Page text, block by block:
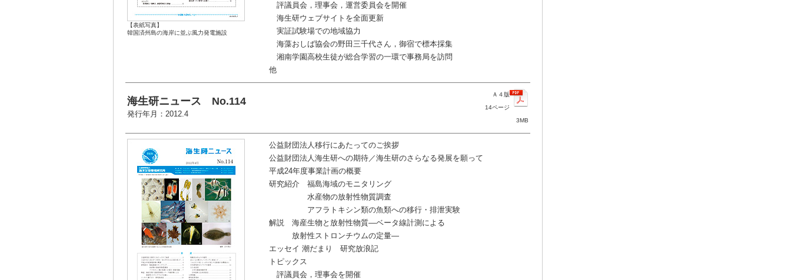
【表紙写真】
韓国済州島の海岸に並ぶ風力発電施設
評議員会，理事会，運営委員会を開催
海生研ウェブサイトを全面更新
実証試験場での地域協力
海藻おしば協会の野田三千代さん，御宿で標本採集
湘南学園高校生徒が総合学習の一環で事務局を訪問
他
海生研ニュース No.114
発行年月：2012.4
Ａ４版
14ページ
3MB
公益財団法人移行にあたってのご挨拶
公益財団法人海生研への期待／海生研のさらなる発展を願って
平成24年度事業計画の概要
研究紹介 福島海域のモニタリング
水産物の放射性物質調査
アフラトキシン類の魚類への移行・排泄実験
解説 海産生物と放射性物質—ベータ線計測による
放射性ストロンチウムの定量—
エッセイ 潮だまり 研究放浪記
トピックス
評議員会，理事会を開催